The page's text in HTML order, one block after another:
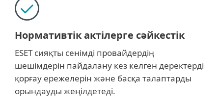
Нормативтік актілерге сәйкестік
ESET сияқты сенімді провайдердің
шешімдерін пайдалану кез келген деректерді
қорғау ережелерін және басқа талаптарды
орындауды жеңілдетеді.